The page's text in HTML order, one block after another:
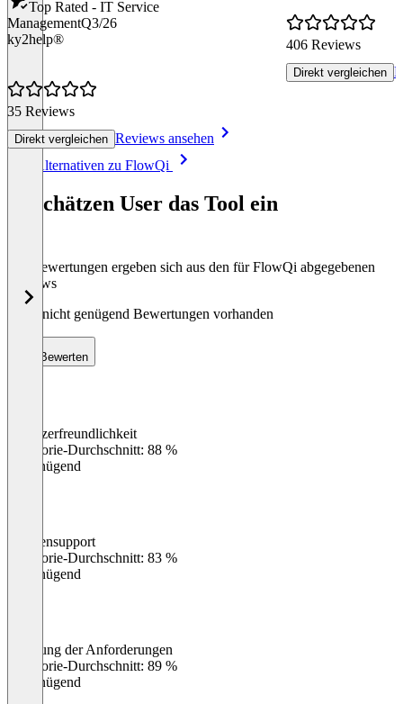
Top Rated - IT Service
ManagementQ3/26
ky2help®
35 Reviews
Direkt vergleichen Reviews ansehen
406 Reviews
Direkt vergleichen
Alle Alternativen zu FlowQi
So schätzen User das Tool ein
Die Bewertungen ergeben sich aus den für FlowQi abgegebenen
Reviews
Noch nicht genügend Bewertungen vorhanden
Bewerten
Benutzerfreundlichkeit
Kategorie-Durchschnitt: 88 %
Ungenügend
Kundensupport
Kategorie-Durchschnitt: 83 %
Ungenügend
Erfüllung der Anforderungen
Kategorie-Durchschnitt: 89 %
Ungenügend